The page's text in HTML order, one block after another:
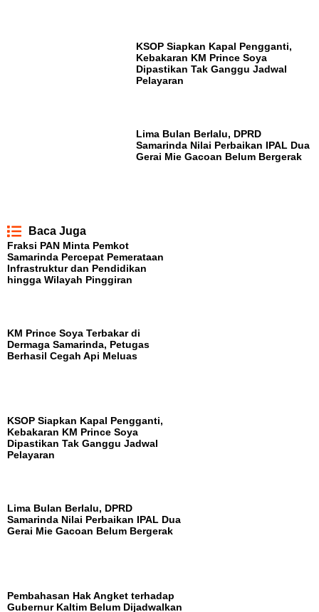
KSOP Siapkan Kapal Pengganti,
Kebakaran KM Prince Soya
Dipastikan Tak Ganggu Jadwal
Pelayaran
Lima Bulan Berlalu, DPRD
Samarinda Nilai Perbaikan IPAL Dua
Gerai Mie Gacoan Belum Bergerak
Baca Juga
Fraksi PAN Minta Pemkot
Samarinda Percepat Pemerataan
Infrastruktur dan Pendidikan
hingga Wilayah Pinggiran
KM Prince Soya Terbakar di
Dermaga Samarinda, Petugas
Berhasil Cegah Api Meluas
KSOP Siapkan Kapal Pengganti,
Kebakaran KM Prince Soya
Dipastikan Tak Ganggu Jadwal
Pelayaran
Lima Bulan Berlalu, DPRD
Samarinda Nilai Perbaikan IPAL Dua
Gerai Mie Gacoan Belum Bergerak
Pembahasan Hak Angket terhadap
Gubernur Kaltim Belum Dijadwalkan